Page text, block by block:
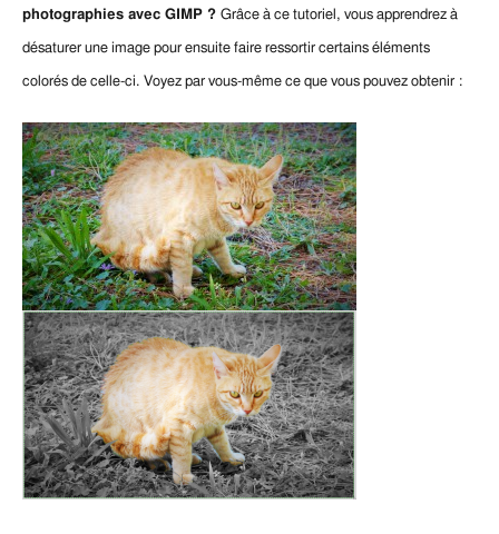
photographies avec GIMP ? Grâce à ce tutoriel, vous apprendrez à
désaturer une image pour ensuite faire ressortir certains éléments
colorés de celle-ci. Voyez par vous-même ce que vous pouvez obtenir :